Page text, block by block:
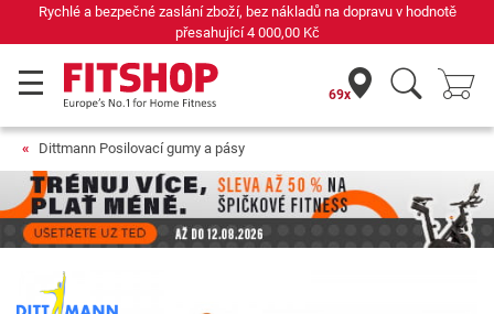
Rychlé a bezpečné zaslání zboží, bez nákladů na dopravu v hodnotě
přesahující4 000,00 Kč
69x
Dittmann Posilovací gumy a pásy